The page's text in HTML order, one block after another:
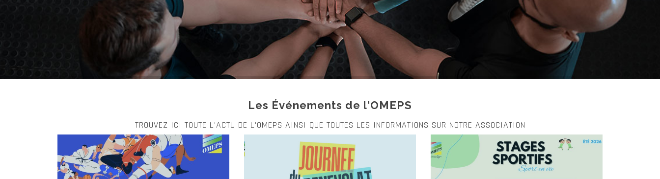
Les Événements de l'OMEPS
TROUVEZ ICI TOUTE L'ACTU DE L'OMEPS AINSI QUE TOUTES LES INFORMATIONS SUR NOTRE ASSOCIATION